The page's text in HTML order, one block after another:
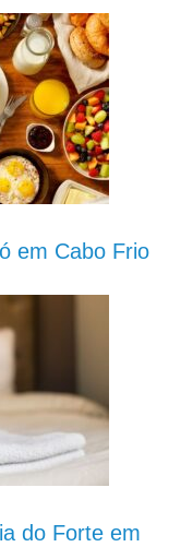
em Cabo Frio
do Forte em